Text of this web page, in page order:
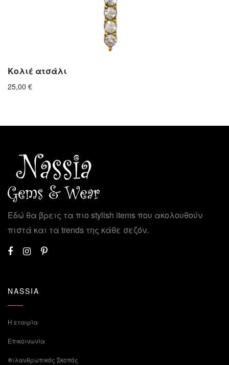
Κολιέ ατσάλι
25,00 €
Εδώ θα βρεις τα πιο stylish items που ακολουθούν
πιστά και τα trends της κάθε σεζόν.
NASSIA
Η εταιρία
Επικοινωνία
Φιλανθρωπικός Σκοπός